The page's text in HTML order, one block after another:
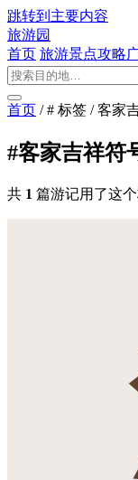
跳转到主要内容
旅游园
首页 旅游景点攻略
首页 / # 标签 / 客家
#客家吉祥符
共 1 篇游记用了这